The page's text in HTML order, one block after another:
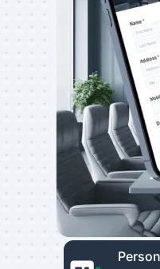
Diversifica
FORM
I nostri
un pubblico